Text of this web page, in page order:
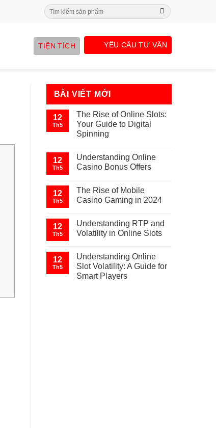
Search
for:
TIỆN TÍCH YÊU CẦU TƯ VẤN
BÀI VIẾT MỚI
12
Th5
The Rise of Online Slots:
Your Guide to Digital
Spinning
12
Th5
Understanding Online
Casino Bonus Offers
12
Th5
The Rise of Mobile
Casino Gaming in 2024
12
Th5
Understanding RTP and
Volatility in Online Slots
12
Th5
Understanding Online
Slot Volatility: A Guide for
Smart Players